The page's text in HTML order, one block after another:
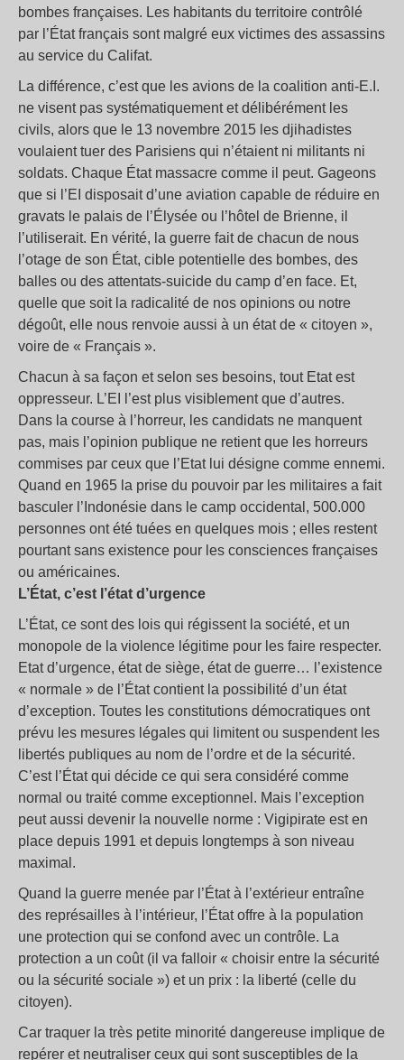
bombes françaises. Les habitants du territoire contrôlé
par l’État français sont malgré eux victimes des assassins
au service du Califat.
La différence, c’est que les avions de la coalition anti-E.I.
ne visent pas systématiquement et délibérément les
civils, alors que le 13 novembre 2015 les djihadistes
voulaient tuer des Parisiens qui n’étaient ni militants ni
soldats. Chaque État massacre comme il peut. Gageons
que si l’EI disposait d’une aviation capable de réduire en
gravats le palais de l’Élysée ou l’hôtel de Brienne, il
l’utiliserait. En vérité, la guerre fait de chacun de nous
l’otage de son État, cible potentielle des bombes, des
balles ou des attentats-suicide du camp d’en face. Et,
quelle que soit la radicalité de nos opinions ou notre
dégoût, elle nous renvoie aussi à un état de « citoyen »,
voire de « Français ».
Chacun à sa façon et selon ses besoins, tout Etat est
oppresseur. L’EI l’est plus visiblement que d’autres.
Dans la course à l’horreur, les candidats ne manquent
pas, mais l’opinion publique ne retient que les horreurs
commises par ceux que l’Etat lui désigne comme ennemi.
Quand en 1965 la prise du pouvoir par les militaires a fait
basculer l’Indonésie dans le camp occidental, 500.000
personnes ont été tuées en quelques mois ; elles restent
pourtant sans existence pour les consciences françaises
ou américaines.
L’État, c’est l’état d’urgence
L’État, ce sont des lois qui régissent la société, et un
monopole de la violence légitime pour les faire respecter.
Etat d’urgence, état de siège, état de guerre… l’existence
« normale » de l’État contient la possibilité d’un état
d’exception. Toutes les constitutions démocratiques ont
prévu les mesures légales qui limitent ou suspendent les
libertés publiques au nom de l’ordre et de la sécurité.
C’est l’État qui décide ce qui sera considéré comme
normal ou traité comme exceptionnel. Mais l’exception
peut aussi devenir la nouvelle norme : Vigipirate est en
place depuis 1991 et depuis longtemps à son niveau
maximal.
Quand la guerre menée par l’État à l’extérieur entraîne
des représailles à l’intérieur, l’État offre à la population
une protection qui se confond avec un contrôle. La
protection a un coût (il va falloir « choisir entre la sécurité
ou la sécurité sociale ») et un prix : la liberté (celle du
citoyen).
Car traquer la très petite minorité dangereuse implique de
repérer et neutraliser ceux qui sont susceptibles de la